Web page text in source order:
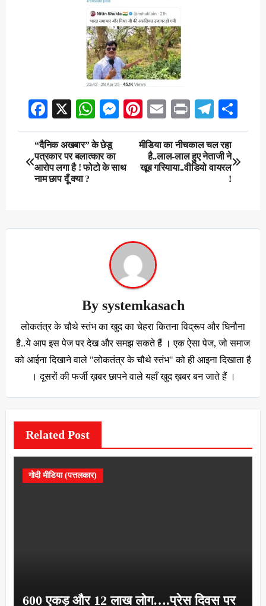
Facebook
X WhatsApp
Messenger
Pinterest
EmailPrint
Post
navigation
“दैनिक अखबार” के छेडू
पत्रकार पर बलात्कार का
आरोप लगा है ! फोटो के साथ
नाम छाप दूँ क्या ?
मीडिया का नीचकाल चल रहा
है..लाल-लाल हुए नेताजी ने
खूब गरियाया..वीडियो वायरल
!
By systemkasach
लोकतंत्र के चौथे स्तंभ का खुद का चेहरा कितना विद्रूप और घिनौना
है..ये आप इस पेज पर देख और समझ सकते हैं । एक ऐसा पेज, जो समाज
को आईना दिखाने वाले "लोकतंत्र के चौथे स्तंभ" को ही आइना दिखाता है
। दूसरों की फर्जी ख़बर छापने वाले यहाँ खुद ख़बर बन जाते हैं ।
Related Post
गोदी मीडिया (पत्तलकार)
600 एकड़ और 12 लाख लोग….प्रेस दिवस पर